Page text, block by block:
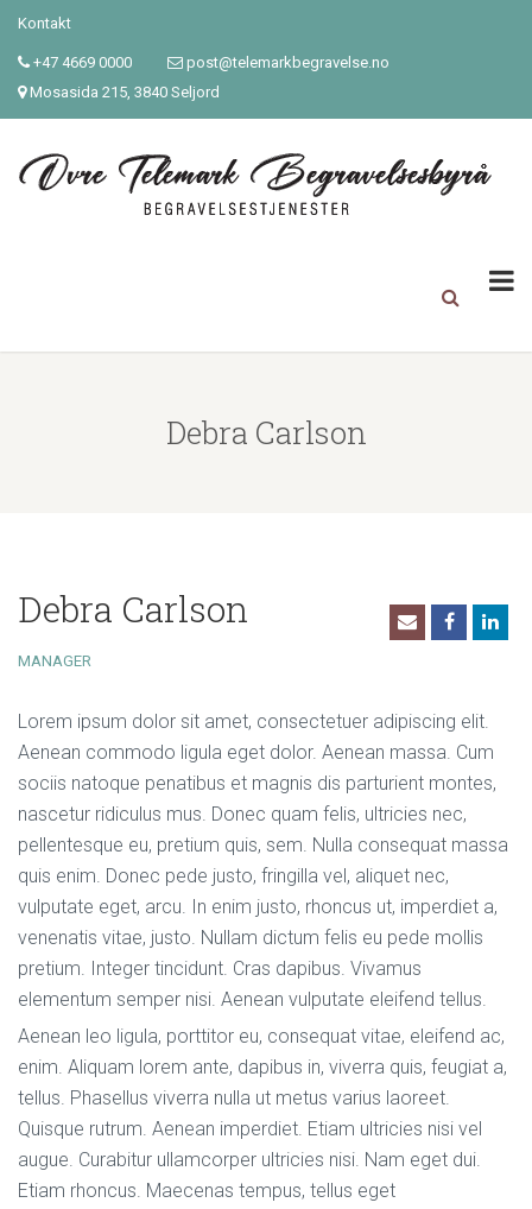
Kontakt
+47 4669 0000
post@telemarkbegravelse.no
Mosasida 215, 3840 Seljord
Debra Carlson
Debra Carlson
MANAGER
Lorem ipsum dolor sit amet, consectetuer adipiscing elit.
Aenean commodo ligula eget dolor. Aenean massa. Cum
sociis natoque penatibus et magnis dis parturient montes,
nascetur ridiculus mus. Donec quam felis, ultricies nec,
pellentesque eu, pretium quis, sem. Nulla consequat massa
quis enim. Donec pede justo, fringilla vel, aliquet nec,
vulputate eget, arcu. In enim justo, rhoncus ut, imperdiet a,
venenatis vitae, justo. Nullam dictum felis eu pede mollis
pretium. Integer tincidunt. Cras dapibus. Vivamus
elementum semper nisi. Aenean vulputate eleifend tellus.
Aenean leo ligula, porttitor eu, consequat vitae, eleifend ac,
enim. Aliquam lorem ante, dapibus in, viverra quis, feugiat a,
tellus. Phasellus viverra nulla ut metus varius laoreet.
Quisque rutrum. Aenean imperdiet. Etiam ultricies nisi vel
augue. Curabitur ullamcorper ultricies nisi. Nam eget dui.
Etiam rhoncus. Maecenas tempus, tellus eget